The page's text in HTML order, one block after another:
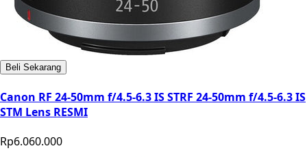
Beli Sekarang
Canon RF 24-50mm f/4.5-6.3 IS STRF 24-50mm f/4.5-6.3 IS
STM Lens RESMI
Rp6.060.000